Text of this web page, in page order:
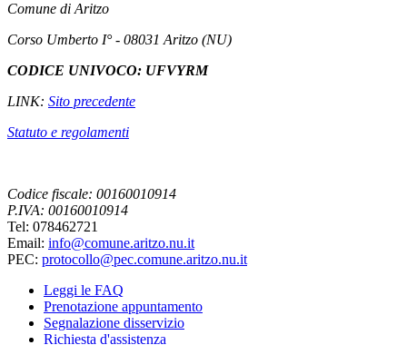
Comune di Aritzo
Corso Umberto I° - 08031 Aritzo (NU)
CODICE UNIVOCO: UFVYRM
LINK: Sito precedente
Statuto e regolamenti
Codice fiscale: 00160010914
P.IVA: 00160010914
Tel: 078462721
Email: info@comune.aritzo.nu.it
PEC: protocollo@pec.comune.aritzo.nu.it
Leggi le FAQ
Prenotazione appuntamento
Segnalazione disservizio
Richiesta d'assistenza